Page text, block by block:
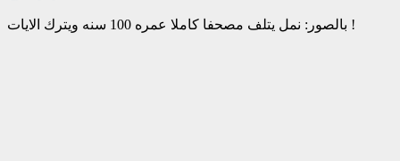
بالصور: نمل يتلف مصحفا كاملا عمره 100 سنه ويترك الايات !